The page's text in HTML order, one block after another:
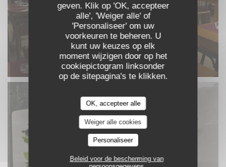
geven. Klik op 'OK, accepteer
alle', 'Weiger alle' of
'Personaliseer' om uw
voorkeuren te beheren. U
kunt uw keuzes op elk
moment wijzigen door op het
cookiepictogram linksonder
op de sitepagina's te klikken.
OK, accepteer alle
Weiger alle cookies
Personaliseer
Beleid voor de bescherming van